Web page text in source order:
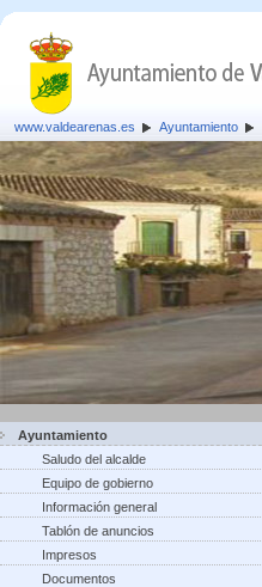
www.valdearenas.es Ayuntamiento
Ayuntamiento
Saludo del alcalde
Equipo de gobierno
Información general
Tablón de anuncios
Impresos
Documentos